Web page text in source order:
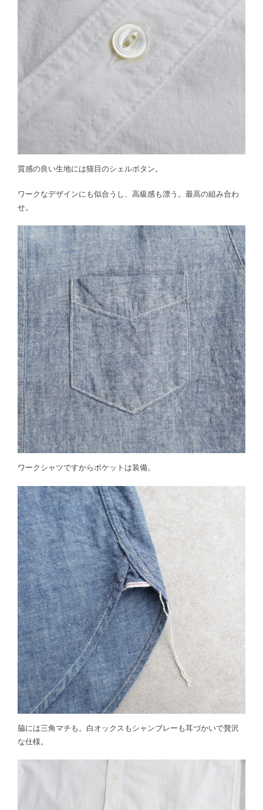
質感の良い生地には猫目のシェルボタン。
ワークなデザインにも似合うし、高級感も漂う。最高の組み合わ
せ。
ワークシャツですからポケットは装備。
脇には三角マチも。白オックスもシャンブレーも耳づかいで贅沢
な仕様。